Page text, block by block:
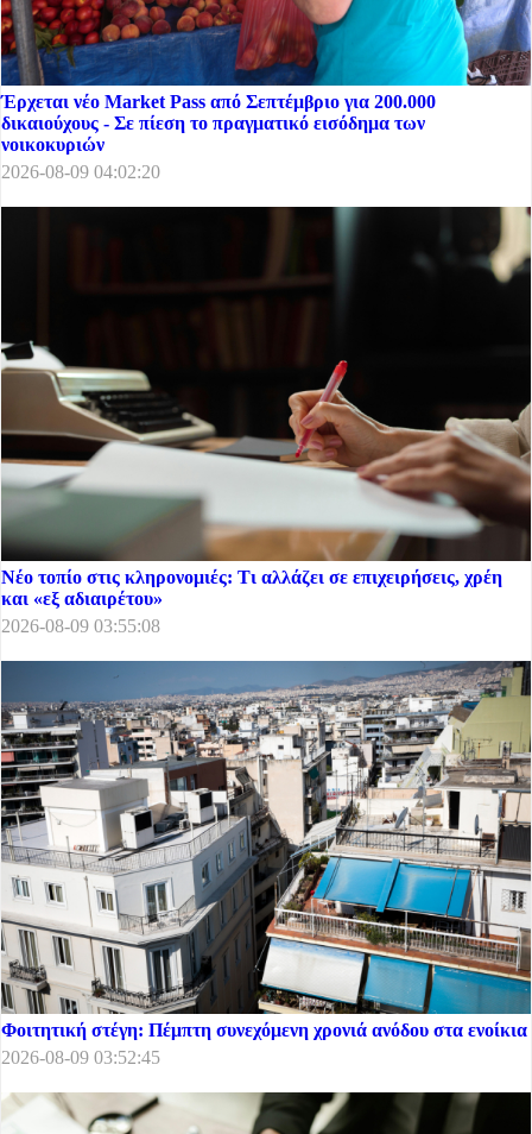
Έρχεται νέο Market Pass από Σεπτέμβριο για 200.000
δικαιούχους - Σε πίεση το πραγματικό εισόδημα των
νοικοκυριών
2026-08-09 04:02:20
Νέο τοπίο στις κληρονομιές: Τι αλλάζει σε επιχειρήσεις, χρέη
και «εξ αδιαιρέτου»
2026-08-09 03:55:08
Φοιτητική στέγη: Πέμπτη συνεχόμενη χρονιά ανόδου στα ενοίκια
2026-08-09 03:52:45